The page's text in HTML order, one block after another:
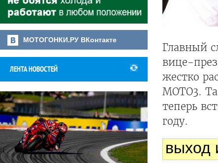
МОТОГОНКИ.РУ ВКонтакте
ЛЕНТА НОВОСТЕЙ
Главный
вице-
жестко
MOTO3.
теперь
году.
выход